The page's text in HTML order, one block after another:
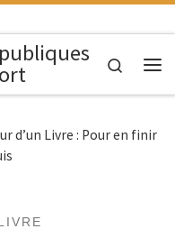
Search
d’un Livre : Pour en finir